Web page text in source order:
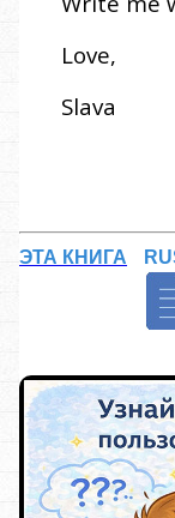
Love,
Slava
ЭТА КНИГА